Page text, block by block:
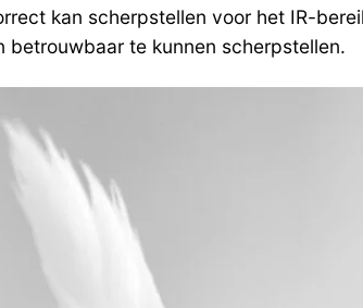
kan scherpstellen voor het IR-
betrouwbaar te kunnen scherpstellen.